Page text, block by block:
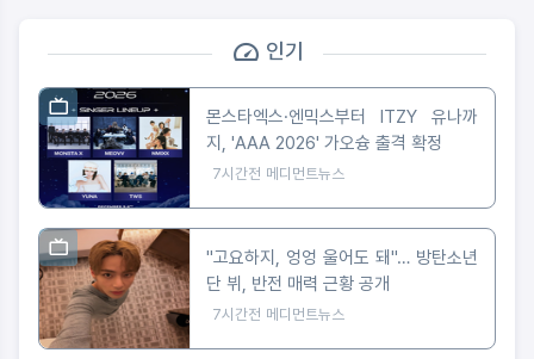
인기
몬스타엑스·엔믹스부터 ITZY 유나까
지, 'AAA 2026' 가오슝 출격 확정
7시간전 메디먼트뉴스
"고요하지, 엉엉 울어도 돼"… 방탄소년
단 뷔, 반전 매력 근황 공개
7시간전 메디먼트뉴스